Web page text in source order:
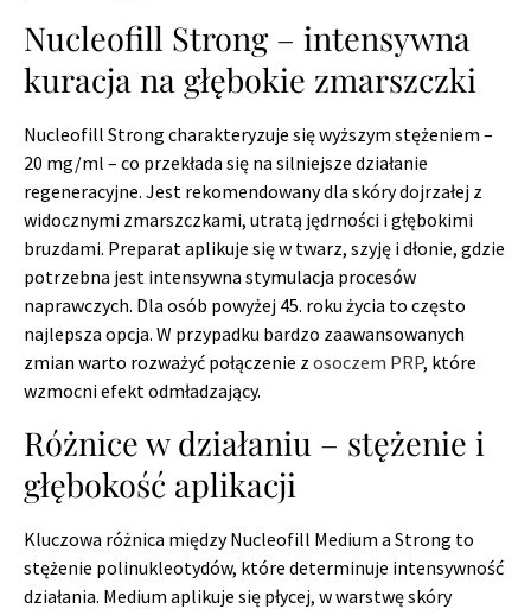
Nucleofill Strong – intensywna
kuracja na głębokie zmarszczki
Nucleofill Strong charakteryzuje się wyższym stężeniem –
20 mg/ml – co przekłada się na silniejsze działanie
regeneracyjne. Jest rekomendowany dla skóry dojrzałej z
widocznymi zmarszczkami, utratą jędrności i głębokimi
bruzdami. Preparat aplikuje się w twarz, szyję i dłonie, gdzie
potrzebna jest intensywna stymulacja procesów
naprawczych. Dla osób powyżej 45. roku życia to często
najlepsza opcja. W przypadku bardzo zaawansowanych
zmian warto rozważyć połączenie z osoczem PRP, które
wzmocni efekt odmładzający.
Różnice w działaniu – stężenie i
głębokość aplikacji
Kluczowa różnica między Nucleofill Medium a Strong to
stężenie polinukleotydów, które determinuje intensywność
działania. Medium aplikuje się płycej, w warstwę skóry